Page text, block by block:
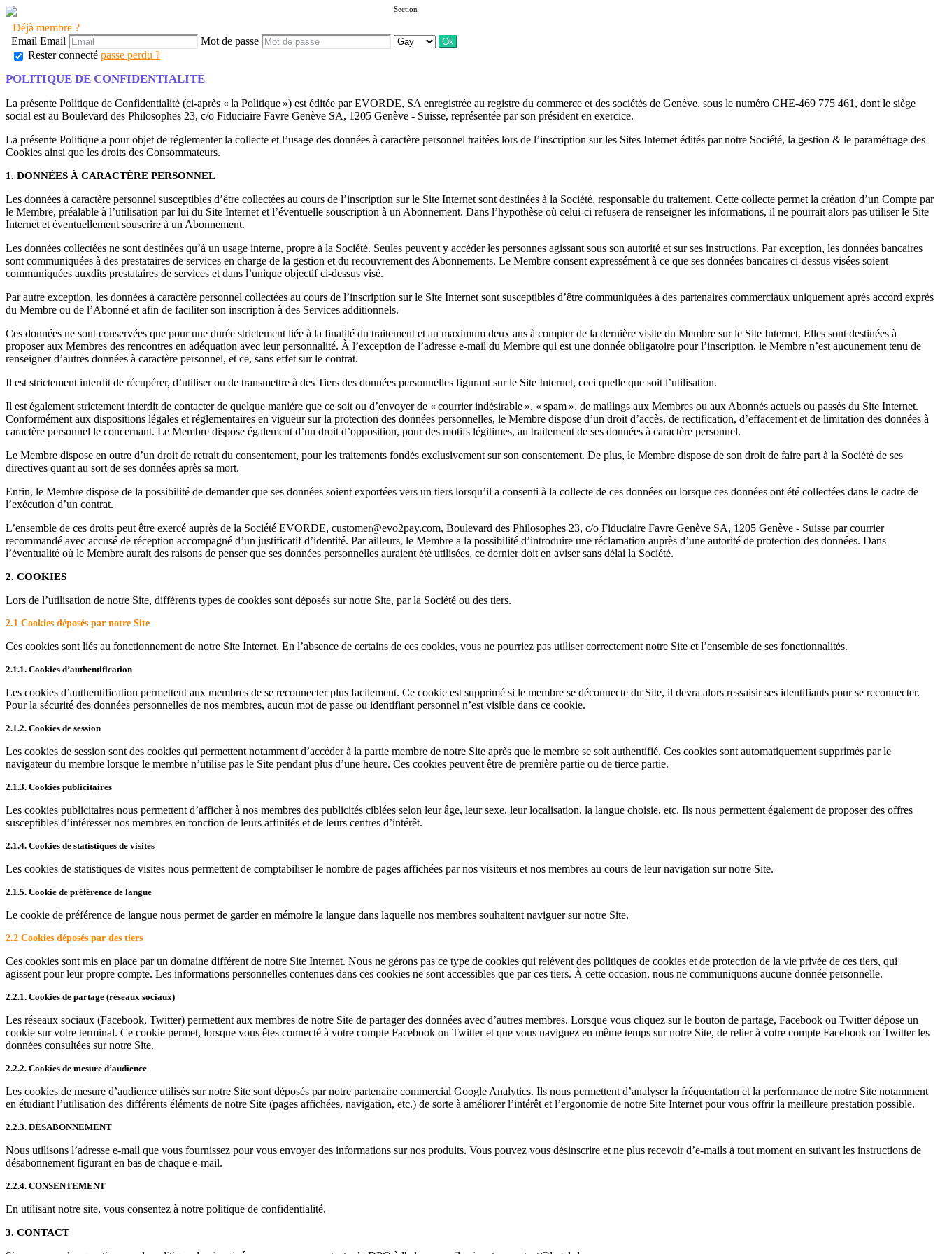
Déjà membre ?
Email Email Mot de passe
Section
Rester connecté passe perdu ?
POLITIQUE DE CONFIDENTIALITÉ
La présente Politique de Confidentialité (ci-après « la Politique ») est éditée par EVORDE, SA enregistrée au registre du commerce et des sociétés de Genève, sous le numéro CHE-469 775 461, dont le siège
social est au Boulevard des Philosophes 23, c/o Fiduciaire Favre Genève SA, 1205 Genève - Suisse, représentée par son président en exercice.
La présente Politique a pour objet de réglementer la collecte et l’usage des données à caractère personnel traitées lors de l’inscription sur les Sites Internet édités par notre Société, la gestion & le paramétrage des
Cookies ainsi que les droits des Consommateurs.
1. DONNÉES À CARACTÈRE PERSONNEL
Les données à caractère personnel susceptibles d’être collectées au cours de l’inscription sur le Site Internet sont destinées à la Société, responsable du traitement. Cette collecte permet la création d’un Compte par
le Membre, préalable à l’utilisation par lui du Site Internet et l’éventuelle souscription à un Abonnement. Dans l’hypothèse où celui-ci refusera de renseigner les informations, il ne pourrait alors pas utiliser le Site
Internet et éventuellement souscrire à un Abonnement.
Les données collectées ne sont destinées qu’à un usage interne, propre à la Société. Seules peuvent y accéder les personnes agissant sous son autorité et sur ses instructions. Par exception, les données bancaires
sont communiquées à des prestataires de services en charge de la gestion et du recouvrement des Abonnements. Le Membre consent expressément à ce que ses données bancaires ci-dessus visées soient
communiquées auxdits prestataires de services et dans l’unique objectif ci-dessus visé.
Par autre exception, les données à caractère personnel collectées au cours de l’inscription sur le Site Internet sont susceptibles d’être communiquées à des partenaires commerciaux uniquement après accord exprès
du Membre ou de l’Abonné et afin de faciliter son inscription à des Services additionnels.
Ces données ne sont conservées que pour une durée strictement liée à la finalité du traitement et au maximum deux ans à compter de la dernière visite du Membre sur le Site Internet. Elles sont destinées à
proposer aux Membres des rencontres en adéquation avec leur personnalité. À l’exception de l’adresse e-mail du Membre qui est une donnée obligatoire pour l’inscription, le Membre n’est aucunement tenu de
renseigner d’autres données à caractère personnel, et ce, sans effet sur le contrat.
Il est strictement interdit de récupérer, d’utiliser ou de transmettre à des Tiers des données personnelles figurant sur le Site Internet, ceci quelle que soit l’utilisation.
Il est également strictement interdit de contacter de quelque manière que ce soit ou d’envoyer de « courrier indésirable », « spam », de mailings aux Membres ou aux Abonnés actuels ou passés du Site Internet.
Conformément aux dispositions légales et réglementaires en vigueur sur la protection des données personnelles, le Membre dispose d’un droit d’accès, de rectification, d’effacement et de limitation des données à
caractère personnel le concernant. Le Membre dispose également d’un droit d’opposition, pour des motifs légitimes, au traitement de ses données à caractère personnel.
Le Membre dispose en outre d’un droit de retrait du consentement, pour les traitements fondés exclusivement sur son consentement. De plus, le Membre dispose de son droit de faire part à la Société de ses
directives quant au sort de ses données après sa mort.
Enfin, le Membre dispose de la possibilité de demander que ses données soient exportées vers un tiers lorsqu’il a consenti à la collecte de ces données ou lorsque ces données ont été collectées dans le cadre de
l’exécution d’un contrat.
L’ensemble de ces droits peut être exercé auprès de la Société EVORDE, customer@evo2pay.com, Boulevard des Philosophes 23, c/o Fiduciaire Favre Genève SA, 1205 Genève - Suisse par courrier
recommandé avec accusé de réception accompagné d’un justificatif d’identité. Par ailleurs, le Membre a la possibilité d’introduire une réclamation auprès d’une autorité de protection des données. Dans
l’éventualité où le Membre aurait des raisons de penser que ses données personnelles auraient été utilisées, ce dernier doit en aviser sans délai la Société.
2. COOKIES
Lors de l’utilisation de notre Site, différents types de cookies sont déposés sur notre Site, par la Société ou des tiers.
2.1 Cookies déposés par notre Site
Ces cookies sont liés au fonctionnement de notre Site Internet. En l’absence de certains de ces cookies, vous ne pourriez pas utiliser correctement notre Site et l’ensemble de ses fonctionnalités.
2.1.1. Cookies d’authentification
Les cookies d’authentification permettent aux membres de se reconnecter plus facilement. Ce cookie est supprimé si le membre se déconnecte du Site, il devra alors ressaisir ses identifiants pour se reconnecter.
Pour la sécurité des données personnelles de nos membres, aucun mot de passe ou identifiant personnel n’est visible dans ce cookie.
2.1.2. Cookies de session
Les cookies de session sont des cookies qui permettent notamment d’accéder à la partie membre de notre Site après que le membre se soit authentifié. Ces cookies sont automatiquement supprimés par le
navigateur du membre lorsque le membre n’utilise pas le Site pendant plus d’une heure. Ces cookies peuvent être de première partie ou de tierce partie.
2.1.3. Cookies publicitaires
Les cookies publicitaires nous permettent d’afficher à nos membres des publicités ciblées selon leur âge, leur sexe, leur localisation, la langue choisie, etc. Ils nous permettent également de proposer des offres
susceptibles d’intéresser nos membres en fonction de leurs affinités et de leurs centres d’intérêt.
2.1.4. Cookies de statistiques de visites
Les cookies de statistiques de visites nous permettent de comptabiliser le nombre de pages affichées par nos visiteurs et nos membres au cours de leur navigation sur notre Site.
2.1.5. Cookie de préférence de langue
Le cookie de préférence de langue nous permet de garder en mémoire la langue dans laquelle nos membres souhaitent naviguer sur notre Site.
2.2 Cookies déposés par des tiers
Ces cookies sont mis en place par un domaine différent de notre Site Internet. Nous ne gérons pas ce type de cookies qui relèvent des politiques de cookies et de protection de la vie privée de ces tiers, qui
agissent pour leur propre compte. Les informations personnelles contenues dans ces cookies ne sont accessibles que par ces tiers. À cette occasion, nous ne communiquons aucune donnée personnelle.
2.2.1. Cookies de partage (réseaux sociaux)
Les réseaux sociaux (Facebook, Twitter) permettent aux membres de notre Site de partager des données avec d’autres membres. Lorsque vous cliquez sur le bouton de partage, Facebook ou Twitter dépose un
cookie sur votre terminal. Ce cookie permet, lorsque vous êtes connecté à votre compte Facebook ou Twitter et que vous naviguez en même temps sur notre Site, de relier à votre compte Facebook ou Twitter les
données consultées sur notre Site.
2.2.2. Cookies de mesure d’audience
Les cookies de mesure d’audience utilisés sur notre Site sont déposés par notre partenaire commercial Google Analytics. Ils nous permettent d’analyser la fréquentation et la performance de notre Site notamment
en étudiant l’utilisation des différents éléments de notre Site (pages affichées, navigation, etc.) de sorte à améliorer l’intérêt et l’ergonomie de notre Site Internet pour vous offrir la meilleure prestation possible.
2.2.3. DÉSABONNEMENT
Nous utilisons l’adresse e-mail que vous fournissez pour vous envoyer des informations sur nos produits. Vous pouvez vous désinscrire et ne plus recevoir d’e-mails à tout moment en suivant les instructions de
désabonnement figurant en bas de chaque e-mail.
2.2.4. CONSENTEMENT
En utilisant notre site, vous consentez à notre politique de confidentialité.
3. CONTACT